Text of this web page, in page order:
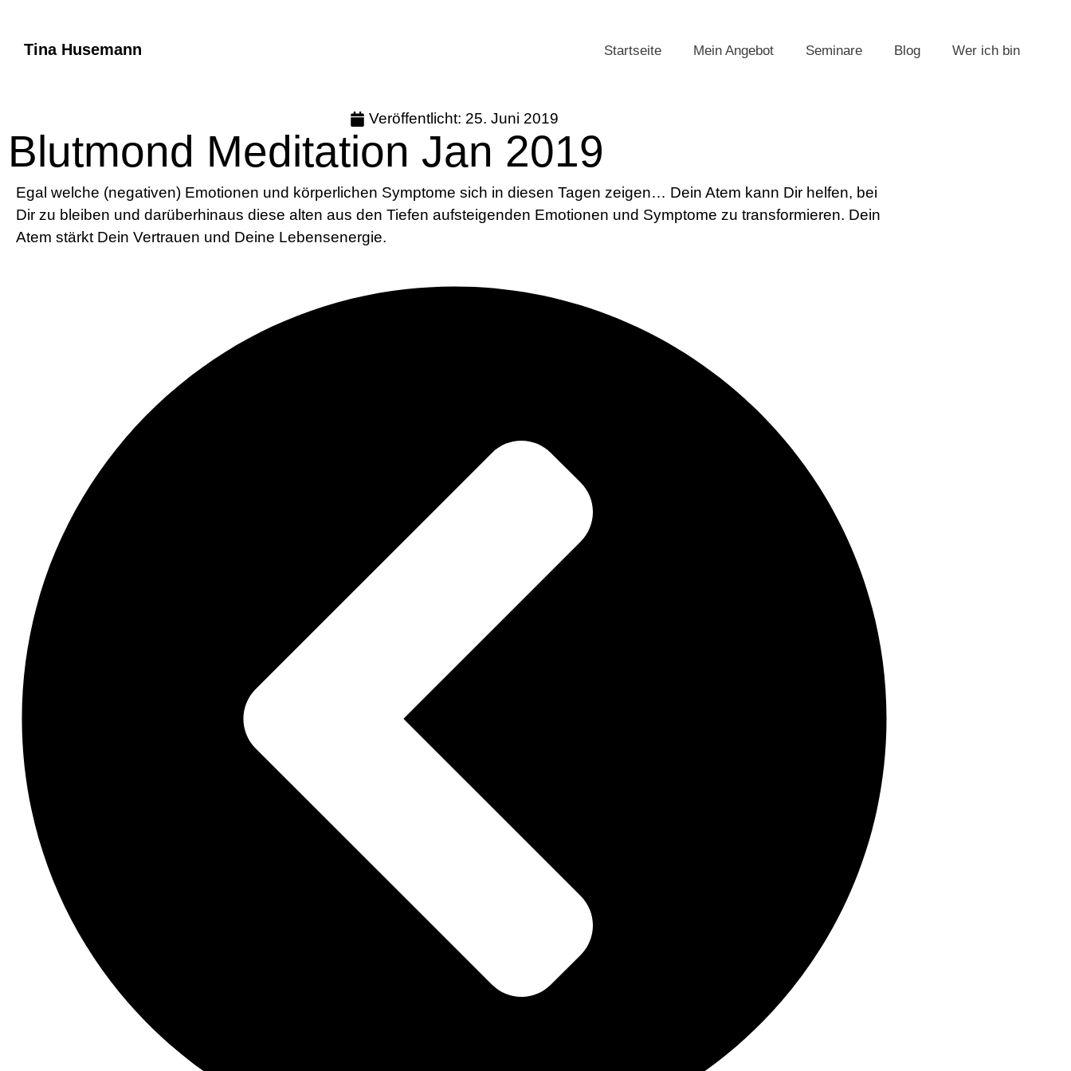
Tina Husemann Startseite Mein Angebot Seminare Blog Wer ich bin
Veröffentlicht: 25. Juni 2019
Blutmond Meditation Jan 2019
Egal welche (negativen) Emotionen und körperlichen Symptome sich in diesen Tagen zeigen… Dein Atem kann Dir helfen, bei
Dir zu bleiben und darüberhinaus diese alten aus den Tiefen aufsteigenden Emotionen und Symptome zu transformieren. Dein
Atem stärkt Dein Vertrauen und Deine Lebensenergie.